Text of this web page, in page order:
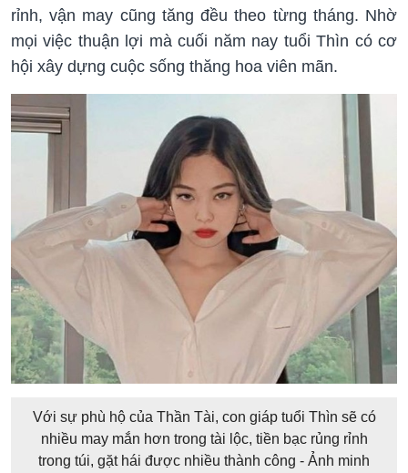
rỉnh, vận may cũng tăng đều theo từng tháng. Nhờ
mọi việc thuận lợi mà cuối năm nay tuổi Thìn có cơ
hội xây dựng cuộc sống thăng hoa viên mãn.
Với sự phù hộ của Thần Tài, con giáp tuổi Thìn sẽ có
nhiều may mắn hơn trong tài lộc, tiền bạc rủng rỉnh
trong túi, gặt hái được nhiều thành công - Ảnh minh